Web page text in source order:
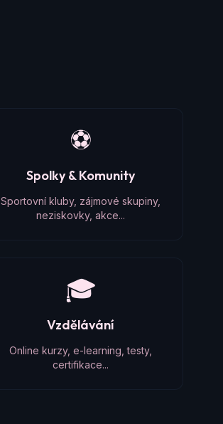
⚽
Spolky & Komunity
Sportovní kluby, zájmové skupiny,
neziskovky, akce...
🎓
Vzdělávání
Online kurzy, e-learning, testy,
certifikace...